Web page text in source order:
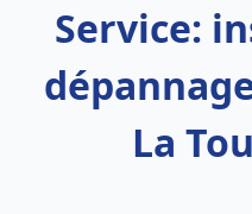
Service:
La